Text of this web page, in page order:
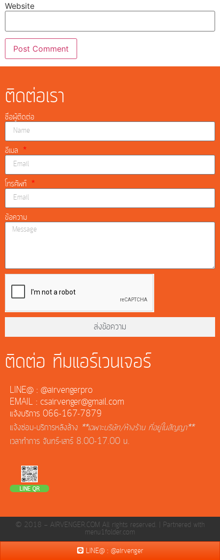
Website
ติดต่อเรา
ชื่อผู้ติดต่อ
อีเมล
โทรศัพท์
ข้อความ
ส่งข้อความ
ติดต่อ ทีมแอร์เวนเจอร์
LINE@ : @airvengerpro
EMAIL : csairvenger@gmail.com
แจ้งบริการ 066-167-7879
แจ้งซ่อม-บริการหลังล้าง **เฉพาะบริษัท/ห้างร้าน ที่อยู่ในสัญญา**
เวลาทำการ จันทร์-เสาร์ 8.00-17.00 น.
LINE QR
© 2018 — AIRVENGER.COM All rights reserved. | Partnered with
menu1folder.com
LINE@ : @airvenger